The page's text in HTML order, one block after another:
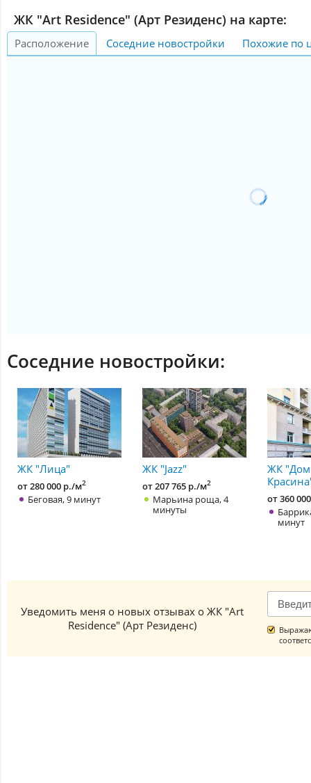
ЖК "Art Residence" (Арт Резиденс) на карте:
Расположение Соседние новостройки Похожие по
Соседние новостройки:
ЖК "Лица"
от 280 000 р./м2
Беговая, 9 минут
ЖК "Jazz"
от 207 765 р./м2
Марьина роща, 4
минуты
ЖК
от 360
минут
Уведомить меня о новых отзывах о ЖК "Art
Residence" (Арт Резиденс)